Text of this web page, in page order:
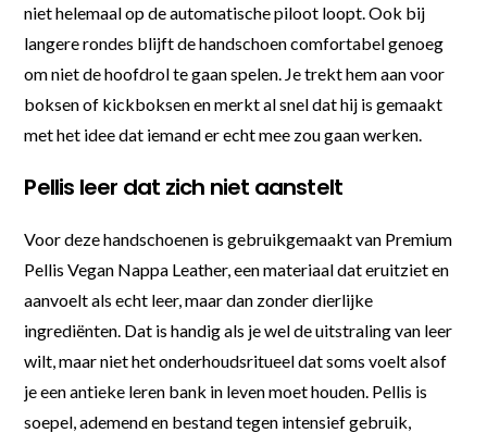
niet helemaal op de automatische piloot loopt. Ook bij
langere rondes blijft de handschoen comfortabel genoeg
om niet de hoofdrol te gaan spelen. Je trekt hem aan voor
boksen of kickboksen en merkt al snel dat hij is gemaakt
met het idee dat iemand er echt mee zou gaan werken.
Pellis leer dat zich niet aanstelt
Voor deze handschoenen is gebruikgemaakt van Premium
Pellis Vegan Nappa Leather, een materiaal dat eruitziet en
aanvoelt als echt leer, maar dan zonder dierlijke
ingrediënten. Dat is handig als je wel de uitstraling van leer
wilt, maar niet het onderhoudsritueel dat soms voelt alsof
je een antieke leren bank in leven moet houden. Pellis is
soepel, ademend en bestand tegen intensief gebruik,